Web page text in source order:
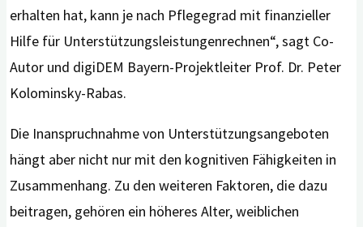
erhalten hat, kann je nach Pflegegrad mit finanzieller
Hilfe für Unterstützungsleistungenrechnen“, sagt Co-
Autor und digiDEM Bayern-Projektleiter Prof. Dr. Peter
Kolominsky-Rabas.
Die Inanspruchnahme von Unterstützungsangeboten
hängt aber nicht nur mit den kognitiven Fähigkeiten in
Zusammenhang. Zu den weiteren Faktoren, die dazu
beitragen, gehören ein höheres Alter, weiblichen